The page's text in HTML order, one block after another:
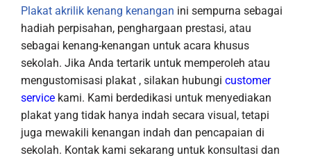
Plakat akrilik kenang kenangan ini sempurna sebagai
hadiah perpisahan, penghargaan prestasi, atau
sebagai kenang-kenangan untuk acara khusus
sekolah. Jika Anda tertarik untuk memperoleh atau
mengustomisasi plakat , silakan hubungi customer
service kami. Kami berdedikasi untuk menyediakan
plakat yang tidak hanya indah secara visual, tetapi
juga mewakili kenangan indah dan pencapaian di
sekolah. Kontak kami sekarang untuk konsultasi dan